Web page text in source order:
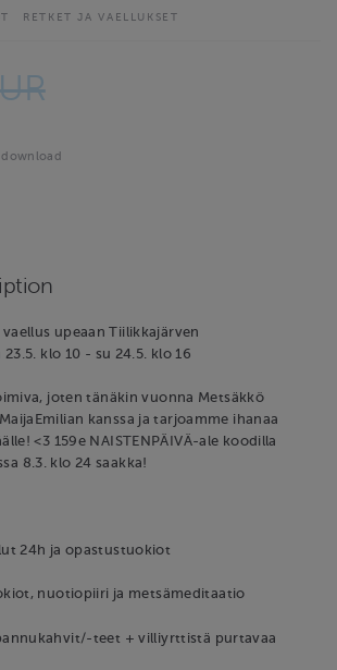
RETKET JA VAELLUKSET
upeaan Tiilikkajärven
klo 10 - su 24.5. klo 16
joten tänäkin vuonna Metsäkkö
kanssa ja tarjoamme ihanaa
<3 159e NAISTENPÄIVÄ-ale koodilla
8.3. klo 24 saakka!
24h ja opastustuokiot
nuotiopiiri ja metsämeditaatio
teet + villiyrttistä purtavaa